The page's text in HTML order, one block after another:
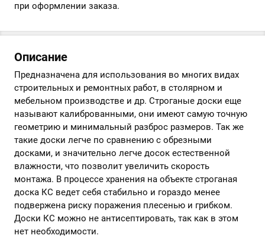
при оформлении заказа.
Описание
Предназначена для использования во многих видах
строительных и ремонтных работ, в столярном и
мебельном производстве и др. Строганые доски еще
называют калиброванными, они имеют самую точную
геометрию и минимальный разброс размеров. Так же
такие доски легче по сравнению с обрезными
досками, и значительно легче досок естественной
влажности, что позволит увеличить скорость
монтажа. В процессе хранения на объекте строганая
доска КС ведет себя стабильно и гораздо менее
подвержена риску поражения плесенью и грибком.
Доски КС можно не антисептировать, так как в этом
нет необходимости.